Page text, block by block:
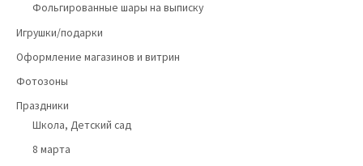
Фольгированные шары на выписку
Игрушки/подарки
Оформление магазинов и витрин
Фотозоны
Праздники
Школа, Детский сад
8 марта